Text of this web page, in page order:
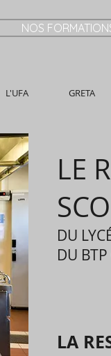
NOS
L'UFA GRETA
LE
DU
DU
LA